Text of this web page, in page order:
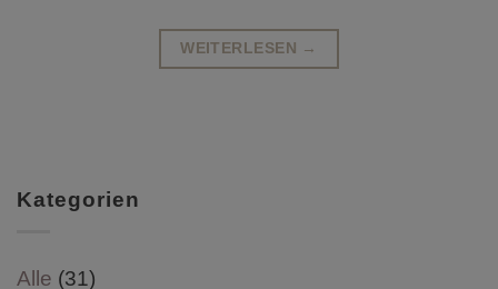
WEITERLESEN →
Kategorien
Alle (31)